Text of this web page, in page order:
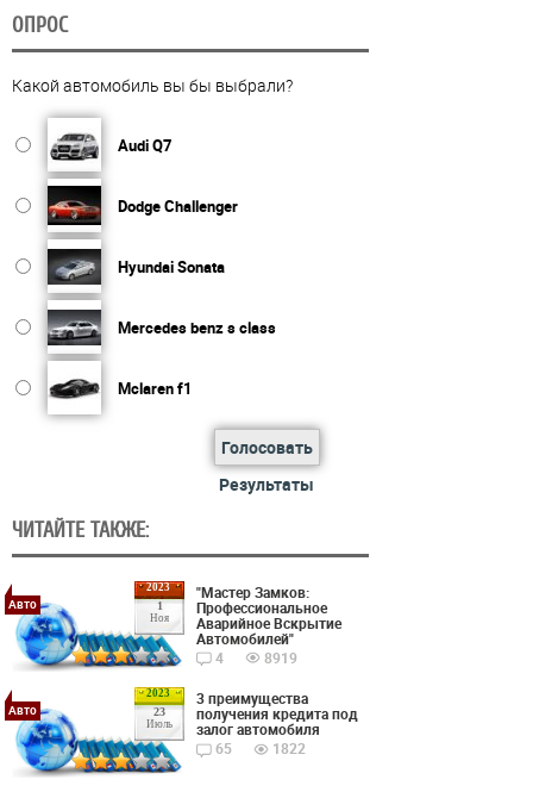
ОПРОС
Какой автомобиль вы бы выбрали?
Audi Q7
Dodge Challenger
Hyundai Sonata
Mercedes benz s class
Mclaren f1
Голосовать
Результаты
ЧИТАЙТЕ ТАКЖЕ:
2023
1
Ноя
Авто
"Мастер Замков:
Профессиональное
Аварийное Вскрытие
Автомобилей"
4
8919
2023
23
Июль
Авто
3 преимущества
получения кредита под
залог автомобиля
65
1822